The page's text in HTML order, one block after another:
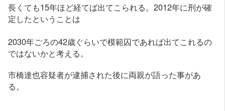
長くても15年ほど経てば出てこられる。2012年に刑が確
定したということは
2030年ごろの42歳ぐらいで模範囚であれば出てこれるの
ではないかと考える。
市橋達也容疑者が逮捕された後に両親が語った事があ
る。